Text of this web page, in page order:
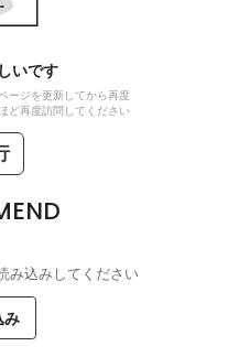
いです
ージを更新してから再度
ど再度訪問してください
み込みしてください
み